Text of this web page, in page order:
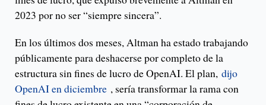
2023 por no ser “siempre sincera”.
En los últimos dos meses, Altman ha estado trabajando
públicamente para deshacerse por completo de la
estructura sin fines de lucro de OpenAI. El plan, dijo
OpenAI en diciembre , sería transformar la rama con